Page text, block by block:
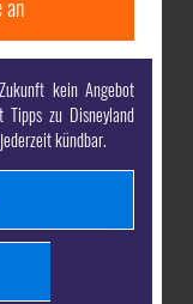
an
kein Angebot
zu Disneyland
kündbar.